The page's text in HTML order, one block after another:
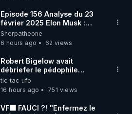
Episode 156 Analyse du 23
février 2025 Elon Musk :
Houston , on a un problème !
Sherpatheone
6 hours ago
62 views
Robert Bigelow avait
débriefer le pédophile
génocidaire de donald j
trump
tic tac ufo
16 hours ago
751 views
VF🟩 FAUCI ?! "Enfermez le